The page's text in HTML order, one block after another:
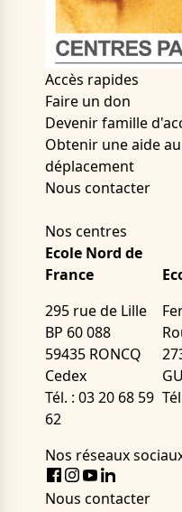
Accès rapides
Faire un don
Devenir famille
Obtenir une aide au
déplacement
Nous contacter
Nos centres
Ecole Nord de
France
295 rue de Lille
BP 60 088
59435 RONCQ
Cedex
Tél. : 03 20 68 59
62
Nos réseaux
Facebook
Instagram
Youtube
Nous contacter